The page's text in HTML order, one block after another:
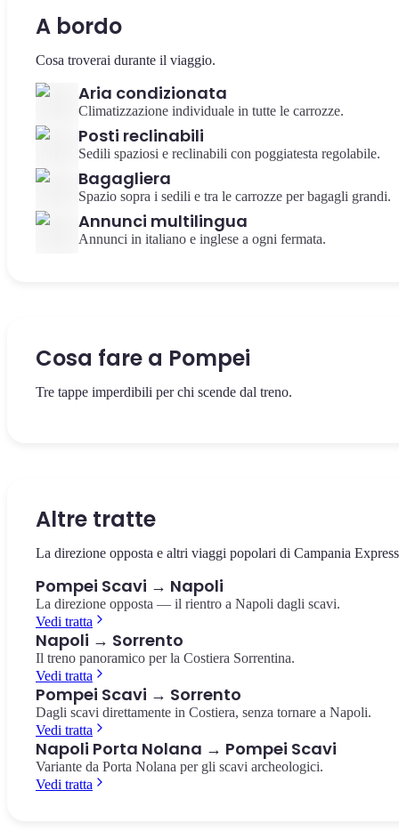
A bordo
Cosa troverai durante il viaggio.
Aria condizionata
Climatizzazione individuale in tutte le carrozze.
Posti reclinabili
Sedili spaziosi e reclinabili con poggiatesta regolabile.
Bagagliera
Spazio sopra i sedili e tra le carrozze per bagagli grandi.
Annunci multilingua
Annunci in italiano e inglese a ogni fermata.
Cosa fare a Pompei
Tre tappe imperdibili per chi scende dal treno.
Altre tratte
La direzione opposta e altri viaggi popolari di Campania
Pompei Scavi → Napoli
La direzione opposta — il rientro a Napoli dagli scavi.
Vedi tratta
Napoli → Sorrento
Il treno panoramico per la Costiera Sorrentina.
Vedi tratta
Pompei Scavi → Sorrento
Dagli scavi direttamente in Costiera, senza tornare a Napoli.
Vedi tratta
Napoli Porta Nolana → Pompei Scavi
Variante da Porta Nolana per gli scavi archeologici.
Vedi tratta